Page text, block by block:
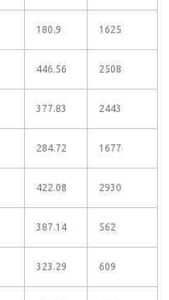
180.9 1625
446.56 2508
377.83 2443
284.72 1677
422.08 2930
387.14 562
323.29 609